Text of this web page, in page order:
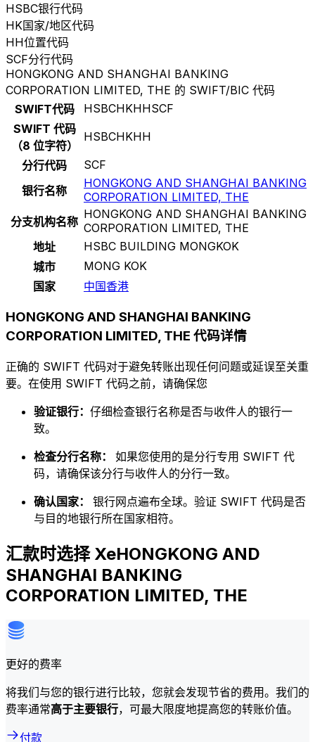
HSBC银行代码
HK国家/地区代码
HH位置代码
SCF分行代码
HONGKONG AND SHANGHAI BANKING
CORPORATION LIMITED, THE 的 SWIFT/BIC 代码
SWIFT代码
HSBCHKHHSCF
SWIFT 代码
（8 位字符）
HSBCHKHH
分行代码
SCF
银行名称
HONGKONG AND SHANGHAI BANKING
CORPORATION LIMITED, THE
分支机构名称
HONGKONG AND SHANGHAI BANKING
CORPORATION LIMITED, THE
地址
HSBC BUILDING MONGKOK
城市
MONG KOK
国家
中国香港
HONGKONG AND SHANGHAI BANKING
CORPORATION LIMITED, THE 代码详情
正确的 SWIFT 代码对于避免转账出现任何问题或延误至关重
要。在使用 SWIFT 代码之前，请确保您
验证银行： 仔细检查银行名称是否与收件人的银行一
致。
检查分行名称： 如果您使用的是分行专用 SWIFT 代
码，请确保该分行与收件人的分行一致。
确认国家： 银行网点遍布全球。验证 SWIFT 代码是否
与目的地银行所在国家相符。
汇款时选择 XeHONGKONG AND
SHANGHAI BANKING
CORPORATION LIMITED, THE
更好的费率
将我们与您的银行进行比较，您就会发现节省的费用。我们的
费率通常高于主要银行，可最大限度地提高您的转账价值。
付款